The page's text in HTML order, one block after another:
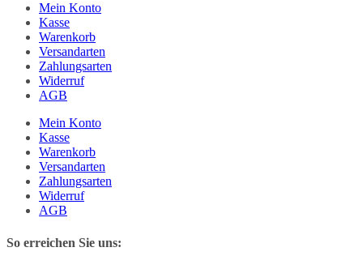
Mein Konto
Kasse
Warenkorb
Versandarten
Zahlungsarten
Widerruf
AGB
Mein Konto
Kasse
Warenkorb
Versandarten
Zahlungsarten
Widerruf
AGB
So erreichen Sie uns: